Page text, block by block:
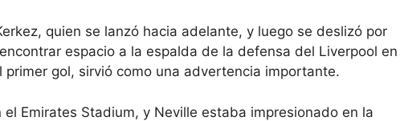
quien se lanzó hacia adelante, y luego se deslizó por
espacio a la espalda de la defensa del Liverpool en
primer gol, sirvió como una advertencia importante.
Emirates Stadium, y Neville estaba impresionado en la